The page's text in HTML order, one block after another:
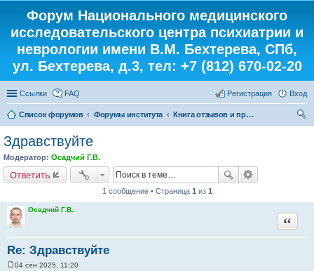
Форум Национального медицинского
исследовательского центра психиатрии и
неврологии имени В.М. Бехтерева, СПб,
ул. Бехтерева, д.3, тел: +7 (812) 670-02-20
Ссылки FAQ Вход
Регистрация
Список форумов Форумы института
Книга отзывов и предложений
Здравствуйте
Модератор: Осадчий Г.В.
Ответить
1 сообщение • Страница 1 из 1
Осадчий Г.В.
Re: Здравствуйте
Цитата
04 сен 2025, 11:20